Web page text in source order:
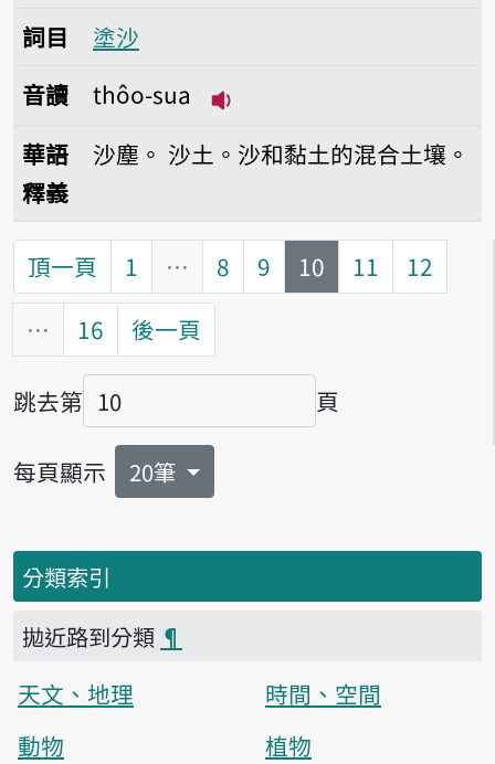
詞目
塗沙
音讀
thôo-sua
華語
釋義
沙塵。 沙土。沙和黏土的混合土壤。
頂一頁 1 … 8 9 第
10 11
12
…
16 後一頁
跳去第
頁碼
頁
每頁顯示 20筆
分類索引
拋近路到分類 ¶
天文、地理
時間、空間
動物
植物